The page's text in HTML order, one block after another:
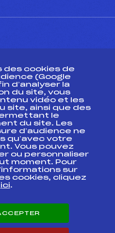
fédéral
Formation, Suivi
des cookies de
(Google
d’analyser la
du site, vous
vidéo et les
site, ainsi que des
le
du site. Les
d’audience ne
qu’avec votre
Vous pouvez
ou personnaliser
moment. Pour
sur
cookies, cliquez
ici.